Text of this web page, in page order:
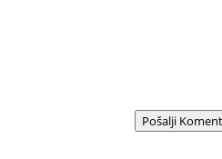
Pošalji